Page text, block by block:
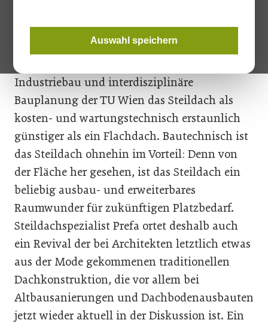
Auswahl speichern
Technischen Universität Wien eindeutig fest.
Mittel- und langfristig betrachtet, erweist sich
Industriebau und interdisziplinäre
Bauplanung der TU Wien das Steildach als
kosten- und wartungstechnisch erstaunlich
günstiger als ein Flachdach. Bautechnisch ist
das Steildach ohnehin im Vorteil: Denn von
der Fläche her gesehen, ist das Steildach ein
beliebig ausbau- und erweiterbares
Raumwunder für zukünftigen Platzbedarf.
Steildachspezialist Prefa ortet deshalb auch
ein Revival der bei Architekten letztlich etwas
aus der Mode gekommenen traditionellen
Dachkonstruktion, die vor allem bei
Altbausanierungen und Dachbodenausbauten
jetzt wieder aktuell in der Diskussion ist. Ein